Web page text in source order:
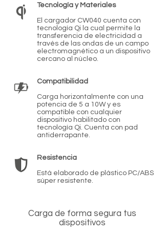
Tecnología y Materiales
El cargador CW040 cuenta con
tecnología Qi la cual permite la
transferencia de electricidad a
través de las ondas de un campo
electromagnético a un dispositivo
cercano al núcleo.
Compatibilidad
Carga horizontalmente con una
potencia de 5 a 10W y es
compatible con cualquier
dispositivo habilitado con
tecnología Qi. Cuenta con pad
antiderrapante.
Resistencia
Está elaborado de plástico PC/ABS
súper resistente.
Carga de forma segura tus
dispositivos